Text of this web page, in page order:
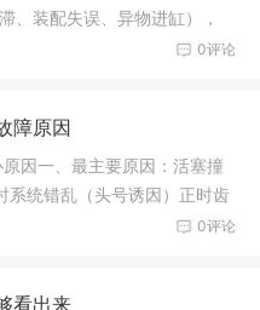
、装配失误、异物进缸），
、故障前置防护四大板块，
0评论
障原因
因一、最主要原因：活塞撞
系统错乱（头号诱因）正时齿
齿，曲轴与凸轮轴相位错0评论
看出来